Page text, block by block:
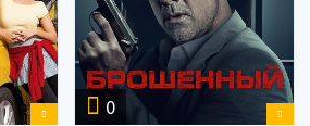
0